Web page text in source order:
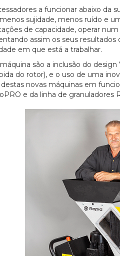
a funcionar abaixo da
sujidade, menos ruído e
de capacidade, operar
assim os seus
em que está a trabalhar.
são a inclusão do design
do rotor), e o uso de uma
novas máquinas em
e da linha de granuladores